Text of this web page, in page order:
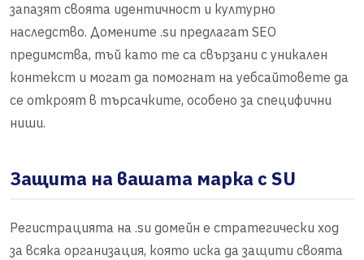
запазят своята идентичност и културно
наследство. Домените .su предлагат SEO
предимства, тъй като те са свързани с уникален
контекст и могат да помогнат на уебсайтовете да
се откроят в търсачките, особено за специфични
ниши.
Защита на вашата марка с SU
Регистрацията на .su домейн е стратегически ход
за всяка организация, която иска да защити своята